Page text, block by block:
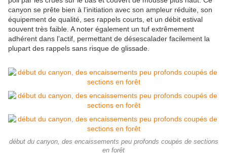
canyon se prête bien à l’initiation avec son ampleur réduite, son
équipement de qualité, ses rappels courts, et un débit estival
souvent très faible. A noter également un tuf extrêmement
adhérent dans l’actif, permettant de désescalader facilement la
plupart des rappels sans risque de glissade.
début du canyon, des encaissements peu profonds coupés de sections
en forêt